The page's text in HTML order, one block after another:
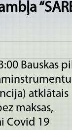
Bauskas
atklātais
maksas,
Covid 19